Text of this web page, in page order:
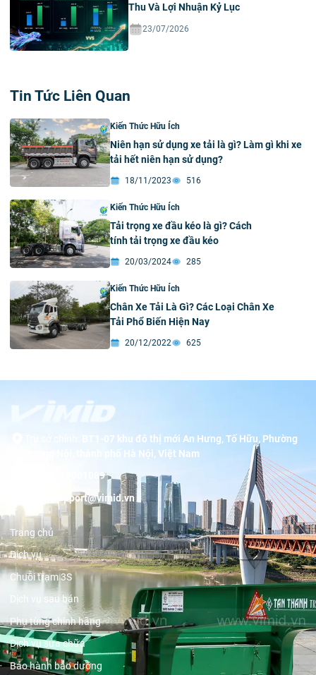
Thu Và Lợi Nhuận Kỷ Lục
23/07/2026
Tin Tức Liên Quan
Kiến Thức Hữu Ích
Niên hạn sử dụng xe tải là gì? Làm gì khi xe
tải hết niên hạn sử dụng?
18/11/2023 516
Kiến Thức Hữu Ích
Tải trọng xe đầu kéo là gì? Cách
tính tải trọng xe đầu kéo
20/03/2024 285
Kiến Thức Hữu Ích
Chân Xe Tải Là Gì? Các Loại Chân Xe
Tải Phổ Biến Hiện Nay
20/12/2022 625
BT1-07 khu đô thị mới An Hưng, Tố Hữu, Phường
Dương Nội, thành phố Hà Nội, Việt Nam
19001089
support@vimid.vn
Trang chủ
Dịch vụ
Chuỗi trạm 3S
Dịch vụ sau bán
Phụ tùng chính hãng
Dịch vụ sửa chữa
Bảo hành bảo dưỡng